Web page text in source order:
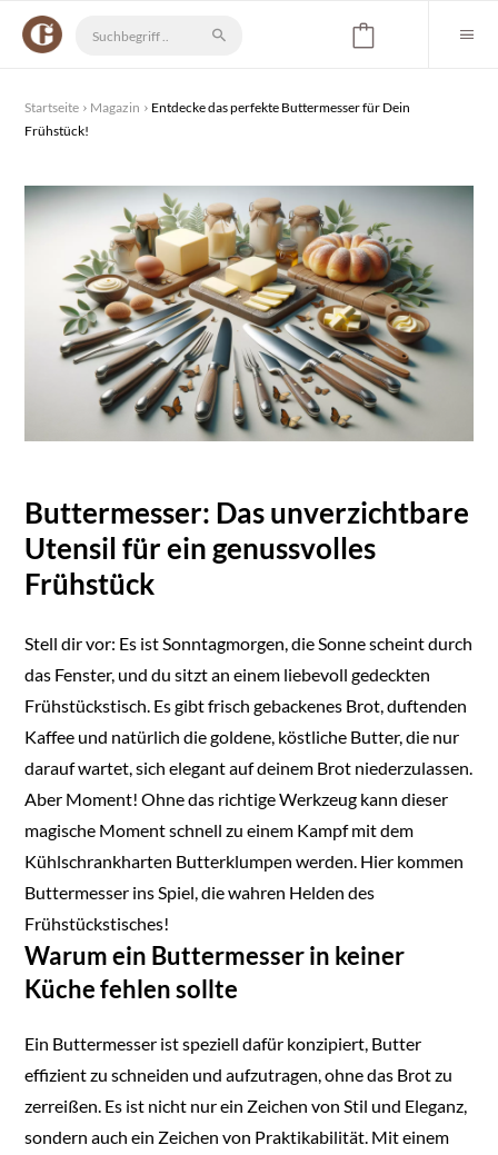
Startseite Magazin
Entdecke das perfekte Buttermesser für Dein
Frühstück!
Buttermesser: Das unverzichtbare
Utensil für ein genussvolles
Frühstück
Stell dir vor: Es ist Sonntagmorgen, die Sonne scheint durch
das Fenster, und du sitzt an einem liebevoll gedeckten
Frühstückstisch. Es gibt frisch gebackenes Brot, duftenden
Kaffee und natürlich die goldene, köstliche Butter, die nur
darauf wartet, sich elegant auf deinem Brot niederzulassen.
Aber Moment! Ohne das richtige Werkzeug kann dieser
magische Moment schnell zu einem Kampf mit dem
Kühlschrankharten Butterklumpen werden. Hier kommen
Buttermesser ins Spiel, die wahren Helden des
Frühstückstisches!
Warum ein Buttermesser in keiner
Küche fehlen sollte
Ein Buttermesser ist speziell dafür konzipiert, Butter
effizient zu schneiden und aufzutragen, ohne das Brot zu
zerreißen. Es ist nicht nur ein Zeichen von Stil und Eleganz,
sondern auch ein Zeichen von Praktikabilität. Mit einem